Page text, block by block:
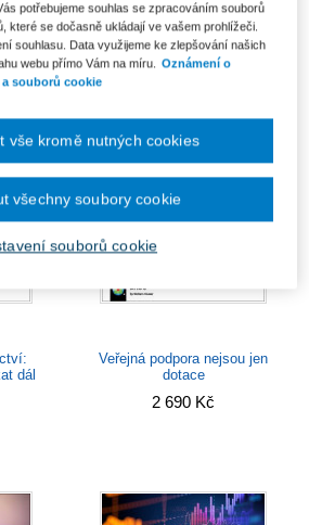
v praxi,
Účetní a daňové případy řešené
v s. r. o., 9. vydání
dál
Veřejná podpora nejsou jen
dotace
2 690 Kč
potřebujeme souhlas se zpracováním souborů
které se dočasně ukládají ve vašem prohlížeči.
souhlasu. Data využijeme ke zlepšování našich
webu přímo Vám na míru. Oznámení o
souborů cookie
souborů cookie
vše kromě nutných cookies
všechny soubory cookie